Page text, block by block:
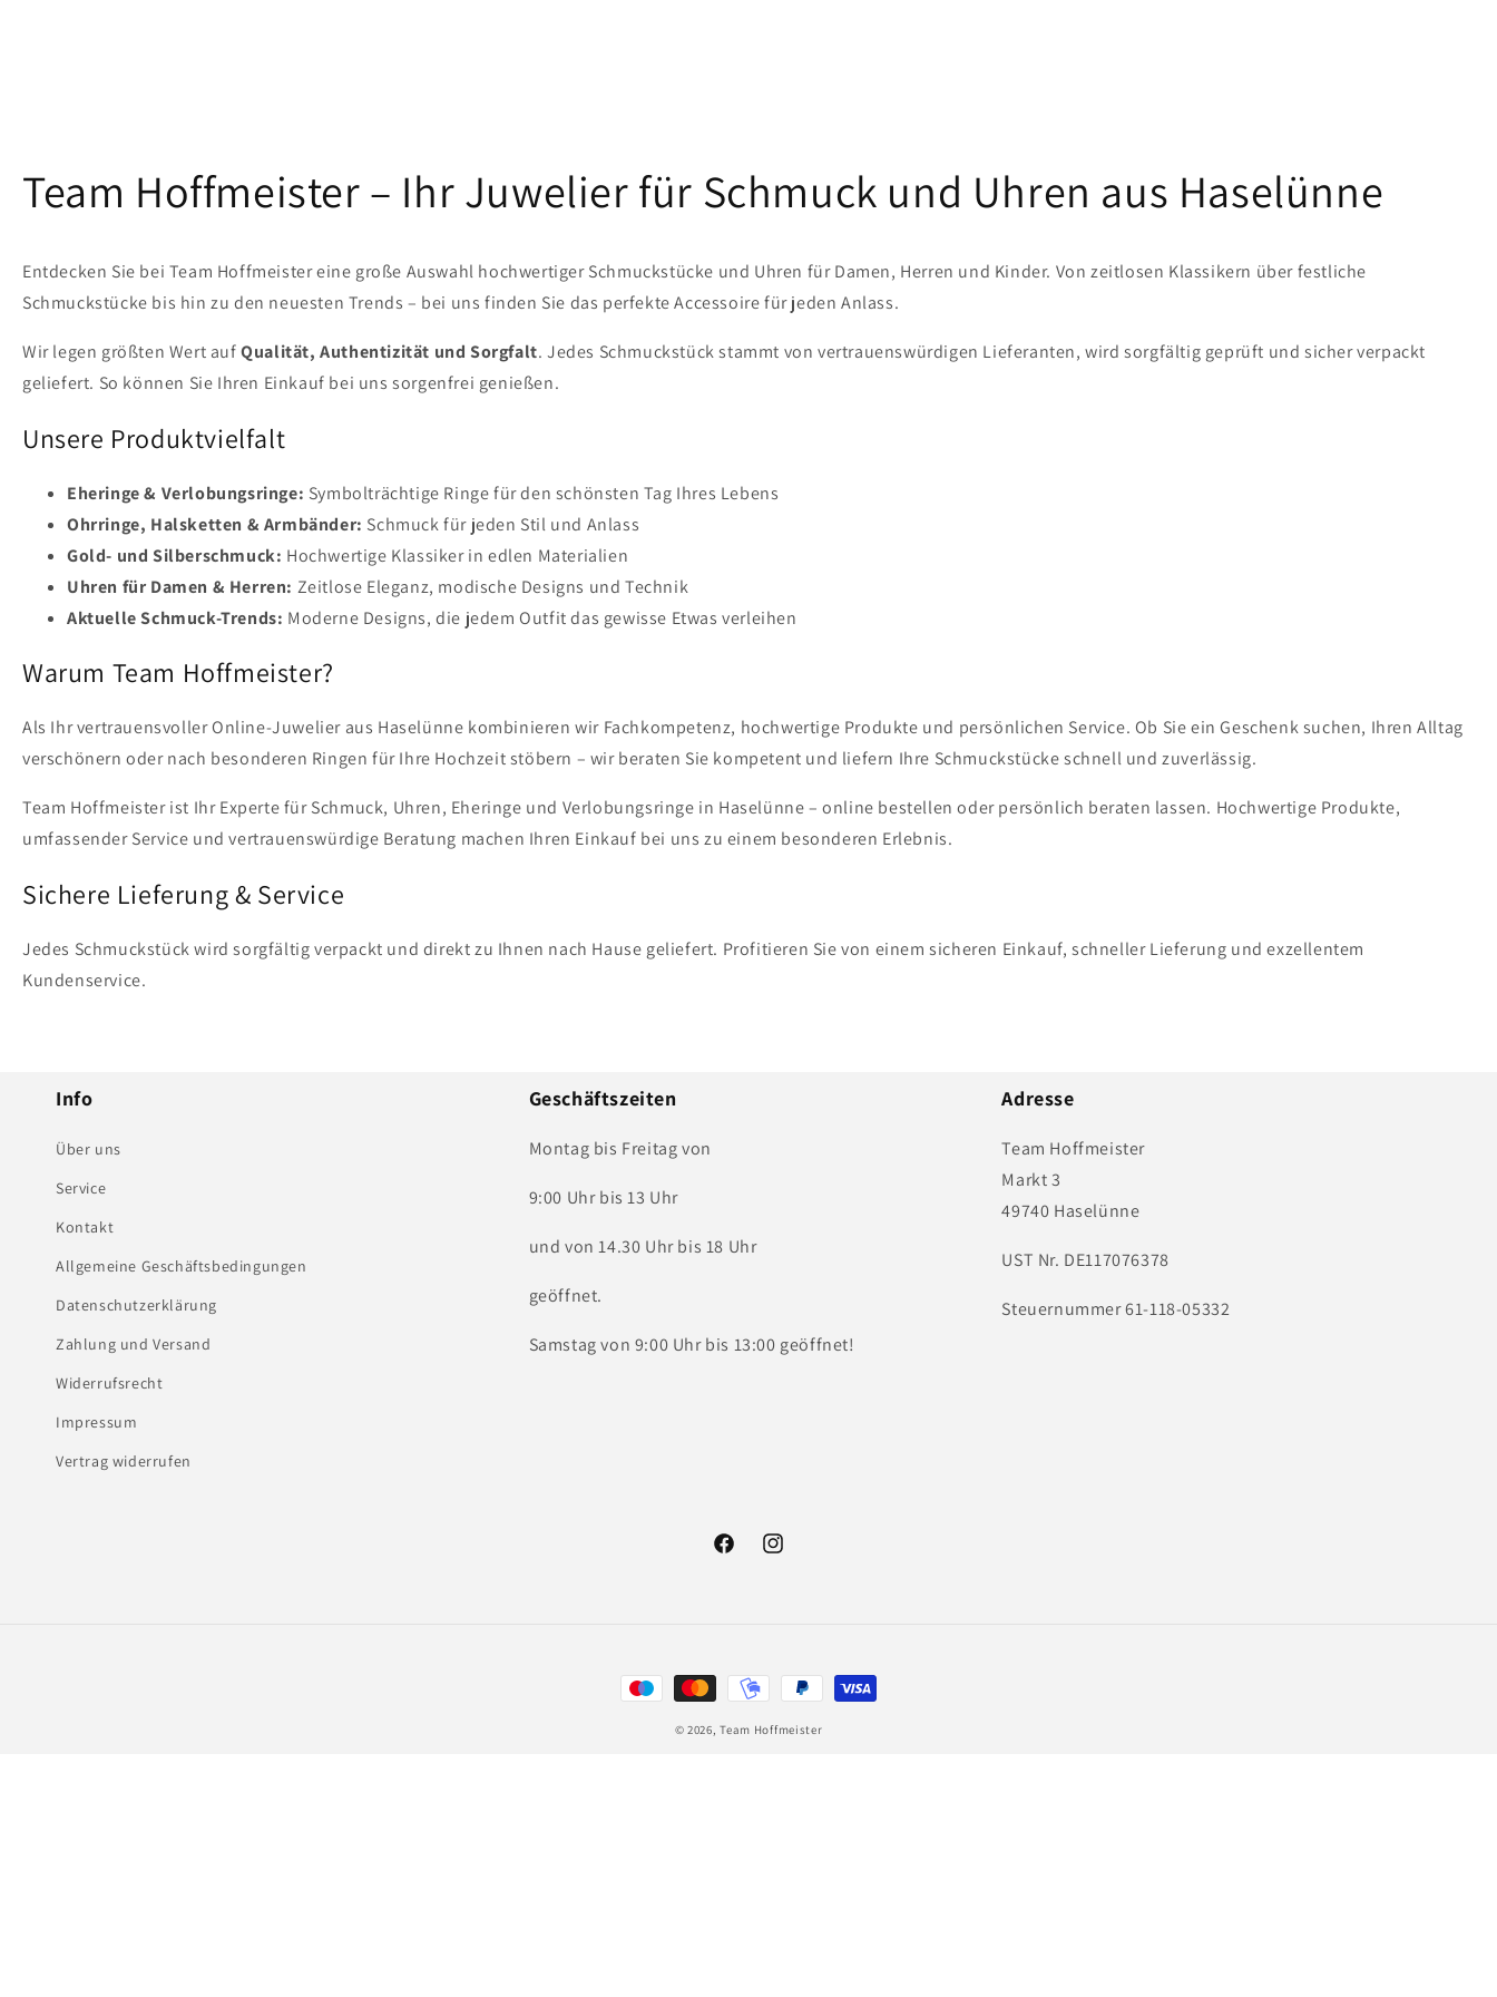
Team Hoffmeister – Ihr Juwelier für Schmuck und Uhren aus Haselünne
Entdecken Sie bei Team Hoffmeister eine große Auswahl hochwertiger Schmuckstücke und Uhren für Damen, Herren und Kinder. Von zeitlosen Klassikern über festliche
Schmuckstücke bis hin zu den neuesten Trends – bei uns finden Sie das perfekte Accessoire für jeden Anlass.
Wir legen größten Wert aufQualität, Authentizität und Sorgfalt. Jedes Schmuckstück stammt von vertrauenswürdigen Lieferanten, wird sorgfältig geprüft und sicher verpackt
geliefert. So können Sie Ihren Einkauf bei uns sorgenfrei genießen.
Unsere Produktvielfalt
Eheringe & Verlobungsringe: Symbolträchtige Ringe für den schönsten Tag Ihres Lebens
Ohrringe, Halsketten & Armbänder: Schmuck für jeden Stil und Anlass
Gold- und Silberschmuck: Hochwertige Klassiker in edlen Materialien
Uhren für Damen & Herren: Zeitlose Eleganz, modische Designs und Technik
Aktuelle Schmuck-Trends: Moderne Designs, die jedem Outfit das gewisse Etwas verleihen
Warum Team Hoffmeister?
Als Ihr vertrauensvoller Online-Juwelier aus Haselünne kombinieren wir Fachkompetenz, hochwertige Produkte und persönlichen Service. Ob Sie ein Geschenk suchen, Ihren Alltag
verschönern oder nach besonderen Ringen für Ihre Hochzeit stöbern – wir beraten Sie kompetent und liefern Ihre Schmuckstücke schnell und zuverlässig.
Team Hoffmeister ist Ihr Experte für Schmuck, Uhren, Eheringe und Verlobungsringe in Haselünne – online bestellen oder persönlich beraten lassen. Hochwertige Produkte,
umfassender Service und vertrauenswürdige Beratung machen Ihren Einkauf bei uns zu einem besonderen Erlebnis.
Sichere Lieferung & Service
Jedes Schmuckstück wird sorgfältig verpackt und direkt zu Ihnen nach Hause geliefert. Profitieren Sie von einem sicheren Einkauf, schneller Lieferung und exzellentem
Kundenservice.
Info
Über uns
Service
Kontakt
Allgemeine Geschäftsbedingungen
Datenschutzerklärung
Zahlung und Versand
Widerrufsrecht
Impressum
Vertrag widerrufen
Geschäftszeiten
Montag bis Freitag von
9:00 Uhr bis 13 Uhr
und von 14.30 Uhr bis 18 Uhr
geöffnet.
Samstag von 9:00 Uhr bis 13:00 geöffnet!
Adresse
Team Hoffmeister
Markt 3
49740 Haselünne
UST Nr. DE117076378
Steuernummer 61-118-05332
FacebookInstagram
Zahlungsmethoden
© 2026,Team Hoffmeister